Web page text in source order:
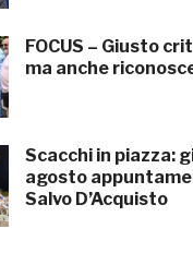
FOCUS – Giusto
ma anche
Scacchi in piazza:
agosto
Salvo D’Acquisto